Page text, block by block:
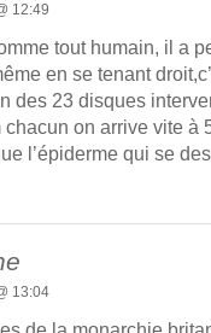
12:49
tout humain, il a
en se tenant
des 23 disques
chacun on arrive vite à
l’épiderme qui se
13:04